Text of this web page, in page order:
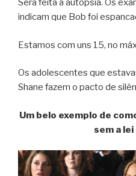
Será feita a autópsia. Os
indicam que Bob foi
Estamos com uns 15, no
Os adolescentes que
Shane fazem o pacto de
Um belo exemplo de
sem a